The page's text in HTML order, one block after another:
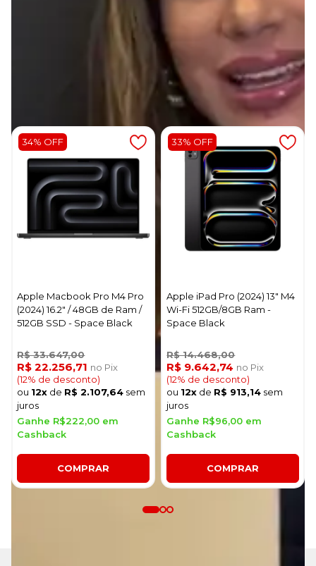
Produtos relacionados
34% OFF
Apple Macbook Pro M4 Pro
(2024) 16.2" / 48GB de Ram /
512GB SSD - Space Black
R$ 33.647,00
R$ 22.256,71 no Pix
(12% de desconto)
ou 12x de R$ 2.107,64 sem
juros
Ganhe R$222,00 em
Cashback
COMPRAR
33% OFF
Apple iPad Pro (2024) 13" M4
Wi-Fi 512GB/8GB Ram -
Space Black
R$ 14.468,00
R$ 9.642,74 no Pix
(12% de desconto)
ou 12x de R$ 913,14 sem
juros
Ganhe R$96,00 em
Cashback
COMPRAR